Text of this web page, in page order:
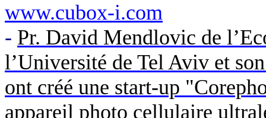
www.cubox-i.com
- Pr. David Mendlovic de
l’Université de TelAviv et
ont créé une start-up "
appareil photo cellulaire